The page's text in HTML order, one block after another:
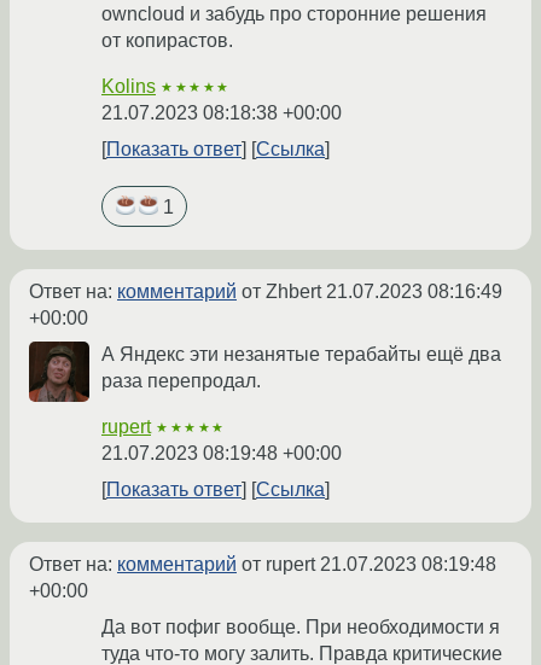
owncloud и забудь про сторонние решения
от копирастов.
Kolins ★★★★★
21.07.2023 08:18:38 +00:00
Показать ответ
Ссылка
1
Ответ на: комментарий от Zhbert 21.07.2023 08:16:49
+00:00
А Яндекс эти незанятые терабайты ещё два
раза перепродал.
rupert ★★★★★
21.07.2023 08:19:48 +00:00
Показать ответ
Ссылка
Ответ на: комментарий от rupert 21.07.2023 08:19:48
+00:00
Да вот пофиг вообще. При необходимости я
туда что-то могу залить. Правда критические